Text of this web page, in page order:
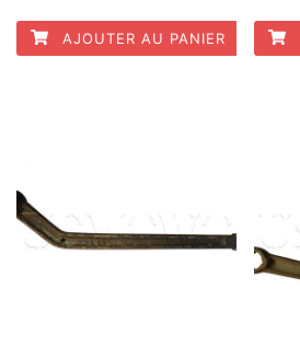
AJOUTER AU PANIER